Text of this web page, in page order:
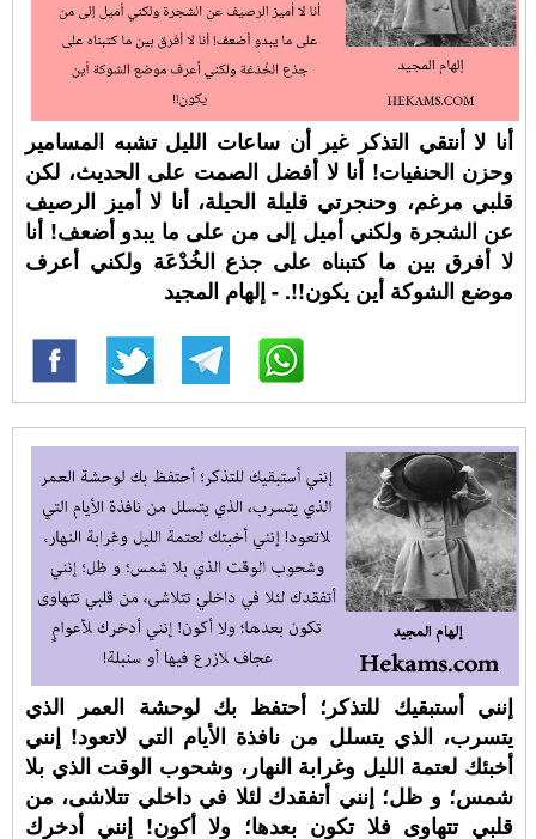
أنا لا أنتقي التذكر غير أن ساعات الليل تشبه المسامير
وحزن الحنفيات! أنا لا أفضل الصمت على الحديث، لكن
قلبي مرغم، وحنجرتي قليلة الحيلة، أنا لا أميز الرصيف
عن الشجرة ولكني أميل إلى من على ما يبدو أضعف! أنا
لا أفرق بين ما كتبناه على جذع الخُدْعَة ولكني أعرف
موضع الشوكة أين يكون!!. - إلهام المجيد
إنني أستبقيك للتذكر؛ أحتفظ بك لوحشة العمر الذي
يتسرب، الذي يتسلل من نافذة الأيام التي لاتعود! إنني
أخبئك لعتمة الليل وغرابة النهار، وشحوب الوقت الذي بلا
شمس؛ و ظل؛ إنني أتفقدك لئلا في داخلي تتلاشى، من
قلبي تتهاوى فلا تكون بعدها؛ ولا أكون! إنني أدخرك